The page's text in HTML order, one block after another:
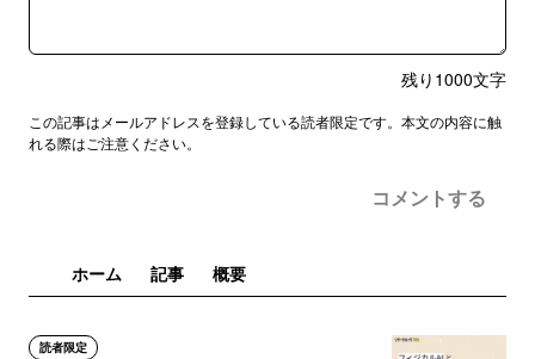
残り 1000文字
この記事はメールアドレスを登録している読者限定です。本文の内容に触
れる際はご注意ください。
コメントする
ホーム 記事 概要
読者限定